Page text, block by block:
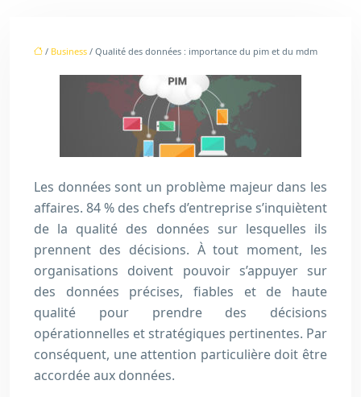
/ Business / Qualité des données : importance du pim et du mdm
Les données sont un problème majeur dans les
affaires. 84 % des chefs d’entreprise s’inquiètent
de la qualité des données sur lesquelles ils
prennent des décisions. À tout moment, les
organisations doivent pouvoir s’appuyer sur
des données précises, fiables et de haute
qualité pour prendre des décisions
opérationnelles et stratégiques pertinentes. Par
conséquent, une attention particulière doit être
accordée aux données.